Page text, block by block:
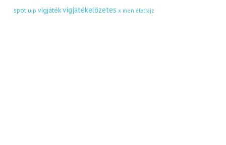
spot uip vígjátékvígjátékelőzetes x men életrajz